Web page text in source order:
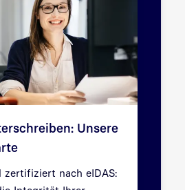
Unsere
nach eIDAS: